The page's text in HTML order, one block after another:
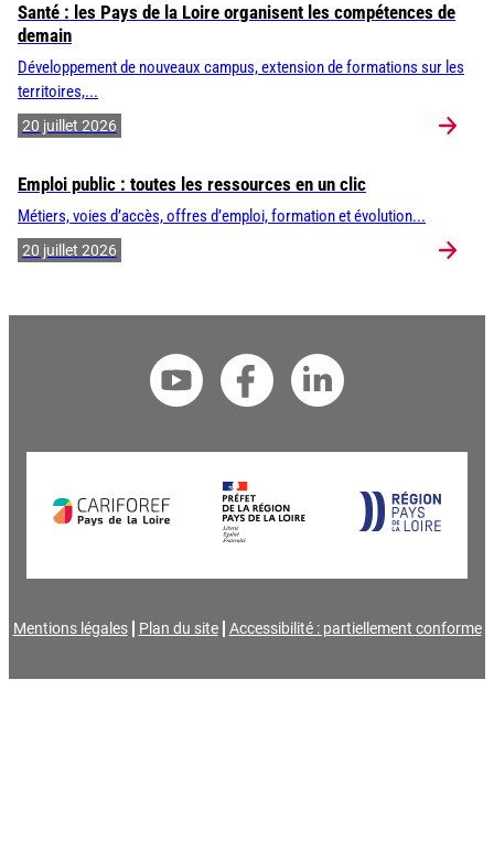
Santé : les Pays de la Loire organisent les compétences de
demain
Développement de nouveaux campus, extension de formations sur les
territoires,...
20 juillet 2026
Emploi public : toutes les ressources en un clic
Métiers, voies d’accès, offres d’emploi, formation et évolution...
20 juillet 2026
Mentions légales Plan du site Accessibilité : partiellement conforme